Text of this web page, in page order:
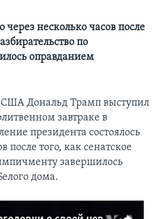
несколько часов после
по
оправданием
США Дональд Трамп выступил
завтраке в
президента состоялось
после того, как сенатское
завершилось
дома.